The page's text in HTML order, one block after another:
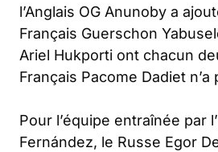
l’Anglais OG Anunoby a
Français Guerschon
Ariel Hukporti ont chacun
Français Pacome Dadiet n’a
Pour l’équipe entraînée par
Fernández, le Russe Egor